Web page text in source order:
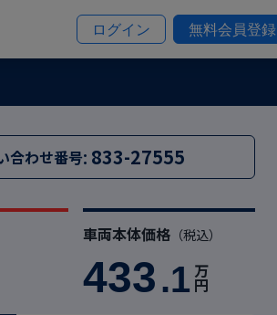
ログイン 無料会員登録
合わせ番号: 833-27555
車両本体価格 （税込）
433.1 万
円